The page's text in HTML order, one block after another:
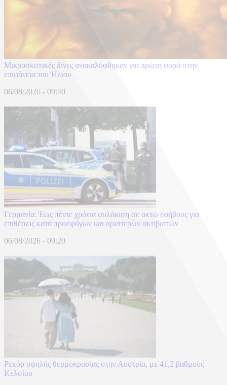
Μικροσκοπικές δίνες ανακαλύφθηκαν για πρώτη φορά στην
επιφάνεια του Ήλιου
06/08/2026 - 09:40
Γερμανία: Έως πέντε χρόνια φυλάκιση σε οκτώ εφήβους για
επιθέσεις κατά προσφύγων και αριστερών ακτιβιστών
06/08/2026 - 09:20
Ρεκόρ υψηλής θερμοκρασίας στην Αυστρία, με 41,2 βαθμούς
Κελσίου